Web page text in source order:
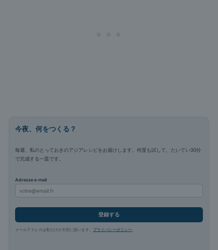
今夜、何をつくる？
毎週、私のとっておきのアジアレシピをお届けします。何度も試して、たいてい30分
で完成する一皿です。
Adresse e-mail
登録する
メールアドレスは私だけが大切に扱います。 プライバシーポリシー